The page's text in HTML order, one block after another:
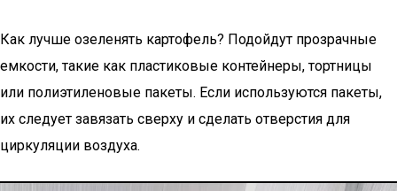
Как лучше озеленять картофель? Подойдут прозрачные
емкости, такие как пластиковые контейнеры, тортницы
или полиэтиленовые пакеты. Если используются пакеты,
их следует завязать сверху и сделать отверстия для
циркуляции воздуха.